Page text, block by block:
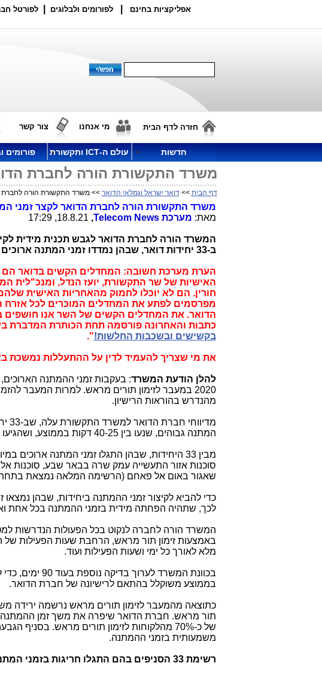
אפליקציות בחינם לפורומים ולבלוגים לפורטל
חזרה לדף הבית מי אנחנו צור קשר
חדשות עולם ה-ICT ותקשורת פורומים
משרד התקשורת הורה לחברת
דף הבית >>דואר ישראל וגמלאי הדואר >> משרד התקשורת הורה לחברת
משרד התקשורת הורה לחברת הדואר לקצר זמני
מאת: מערכתTelecom News
,
המשרד הורה לחברת הדואר לגבש תכנית מידית
ב-33 יחידות דואר, שבהן נמדדו זמני המתנה ארוכים במיוחד.
הערת מערכת חשובה: המחדלים הקשים בדואר הם
האישיות של שר התקשורת, יועז הנדל, ומנכ"לית
חורין. הם לא יוכלו לחמוק מהאחריות האישית
מפרסמים לפתע את המחדלים המוכרים לכל אזרח
הדואר. את המחדלים הקשים של השר אנו חושפים
כתבות והאחרונה פורסמה תחת הכותרת המדברת
בקשישים ובשכבות החלשות!".
את מי שצריך להעמיד לדין על ההתעללות נמשכת
להלן הודעת המשרד: בעקבות זמני ההמתנה
2020 במעבר לזימון תורים מראש. למרות המעבר
מהנדרש בהוראות הרישיון.
המתנה גבוהים, שנעו בין 40-25 דקות בממוצע, ושהגיעו במקרים מסוימים אף לזמני המתנה ארוכים בהרבה.
מבין 33 היחידות, שבהן התגלו זמני המתנה ארוכים
סוכנות אזור התעשייה עמק שרה בבאר שבע, סוכנות
שאגור באום אל פאחם (הרשימה המלאה נמצאת
כדי להביא לקיצור זמני ההמתנה ביחידות, שבהן
לכך, שתהיה הפחתה מידית בזמני ההמתנה בכל אחת ואחת מ-33
המשרד הורה לחברה לנקוט בכל הפעולות הנדרשות
באמצעות זימון תור מראש, הרחבת שעות הפעילות של
מלא לאורך כל ימי ושעות הפעילות ועוד.
בממוצע משוקלל בהתאם לרישיונה של חברת הדואר.
כתוצאה מהמעבר לזימון תורים מראש נרשמה ירידה
של כ-70% מהלקוחות לזימון תורים מראש.
משמעותית בזמני ההמתנה.
רשימת 33 הסניפים בהם התגלו חריגות בזמני המתנה: